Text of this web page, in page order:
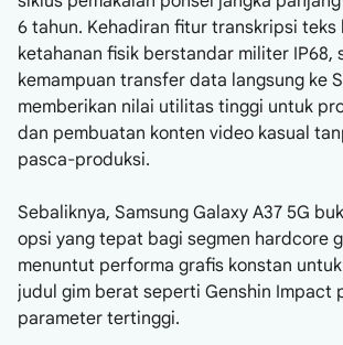
6 tahun. Kehadiran fitur transkripsi teks
ketahanan fisik berstandar militer IP68,
kemampuan transfer data langsung ke
memberikan nilai utilitas tinggi untuk
dan pembuatan konten video kasual
pasca-produksi.
Sebaliknya, Samsung Galaxy A37 5G
opsi yang tepat bagi segmen hardcore
menuntut performa grafis konstan
judul gim berat seperti Genshin Impact
parameter tertinggi.